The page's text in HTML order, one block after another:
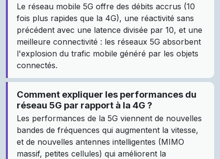
Le réseau mobile 5G offre des débits accrus (10
fois plus rapides que la 4G), une réactivité sans
précédent avec une latence divisée par 10, et une
meilleure connectivité : les réseaux 5G absorbent
l'explosion du trafic mobile généré par les objets
connectés.
Comment expliquer les performances du
réseau 5G par rapport à la 4G ?
Les performances de la 5G viennent de nouvelles
bandes de fréquences qui augmentent la vitesse,
et de nouvelles antennes intelligentes (MIMO
massif, petites cellules) qui améliorent la